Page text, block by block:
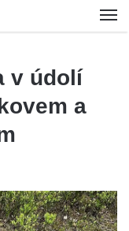
v údolí
a